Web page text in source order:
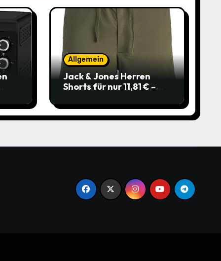
Allgemein
Jack & Jones Herren
Shorts für nur 11,81 € –